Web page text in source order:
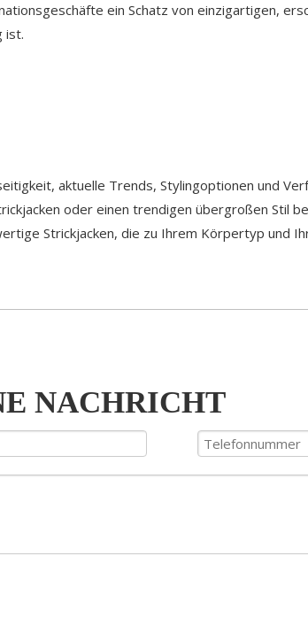
ein Schatz von einzigartigen,
ist.
aktuelle Trends, Stylingoptionen und
oder einen trendigen übergroßen Stil
Strickjacken, die zu Ihrem Körpertyp und
NACHRICHT